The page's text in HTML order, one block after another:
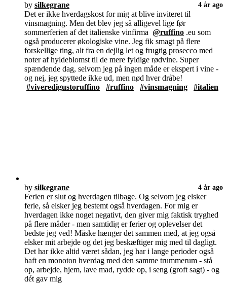
by silkegrane 4 år ago
Det er ikke hverdagskost for mig at blive inviteret til
vinsmagning. Men det blev jeg så alligevel lige før
sommerferien af det italienske vinfirma @ruffino .eu som
også producerer økologiske vine. Jeg fik smagt på flere
forskellige ting, alt fra en dejlig let og frugtig prosecco med
noter af hyldeblomst til de mere fyldige rødvine. Super
spændende dag, selvom jeg på ingen måde er ekspert i vine -
og nej, jeg spyttede ikke ud, men nød hver dråbe!
#viveredigustoruffino
#ruffino #vinsmagning #italien
by silkegrane 4 år ago
Ferien er slut og hverdagen tilbage. Og selvom jeg elsker
ferie, så elsker jeg bestemt også hverdagen. For mig er
hverdagen ikke noget negativt, den giver mig faktisk tryghed
på flere måder - men samtidig er ferier og oplevelser det
bedste jeg ved! Måske hænger det sammen med, at jeg også
elsker mit arbejde og det jeg beskæftiger mig med til dagligt.
Det har ikke altid været sådan, jeg har i lange perioder også
haft en monoton hverdag med den samme trummerum - stå
op, arbejde, hjem, lave mad, rydde op, i seng (groft sagt) - og
dét gav mig